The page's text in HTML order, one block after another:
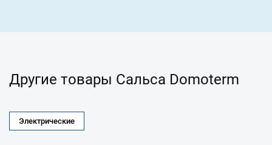
Другие товары Сальса Domoterm
Электрические